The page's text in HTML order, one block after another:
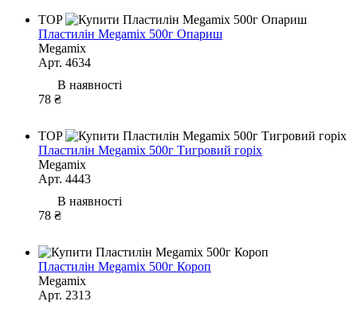
TOP
Пластилін Megamix 500г Опариш
Megamix
Арт. 4634
В наявності
78 ₴
TOP
Пластилін Megamix 500г Тигровий горіх
Megamix
Арт. 4443
В наявності
78 ₴
Пластилін Megamix 500г Короп
Megamix
Арт. 2313